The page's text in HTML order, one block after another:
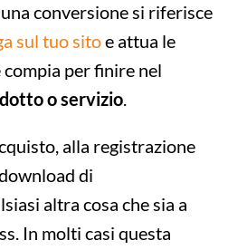
conversione si riferisce
sul tuo sitoe attua le
per finire nel
o servizio.
alla registrazione
di
altra cosa che sia a
In molti casi questa